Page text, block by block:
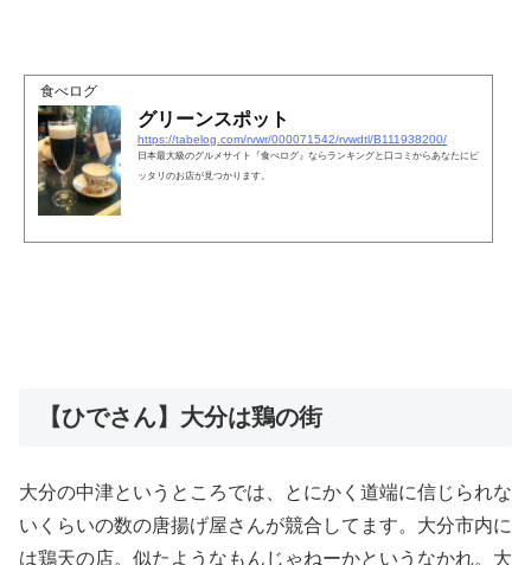
食べログ
グリーンスポット
https://tabelog.com/rvwr/000071542/rvwdtl/B111938200/
日本最大級のグルメサイト『食べログ』ならランキングと口コミからあなたにピ
ッタリのお店が見つかります。
【ひでさん】大分は鶏の街
大分の中津というところでは、とにかく道端に信じられな
いくらいの数の唐揚げ屋さんが競合してます。大分市内に
は鶏天の店。似たようなもんじゃねーかというなかれ。大